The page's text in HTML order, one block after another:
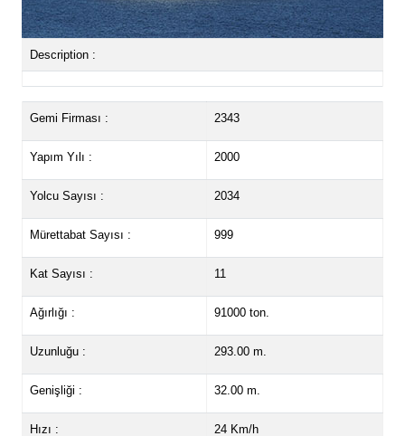
Description :
Gemi Firması : 2343
Yapım Yılı : 2000
Yolcu Sayısı : 2034
Mürettabat Sayısı : 999
Kat Sayısı : 11
Ağırlığı : 91000 ton.
Uzunluğu : 293.00 m.
Genişliği : 32.00 m.
Hızı : 24 Km/h